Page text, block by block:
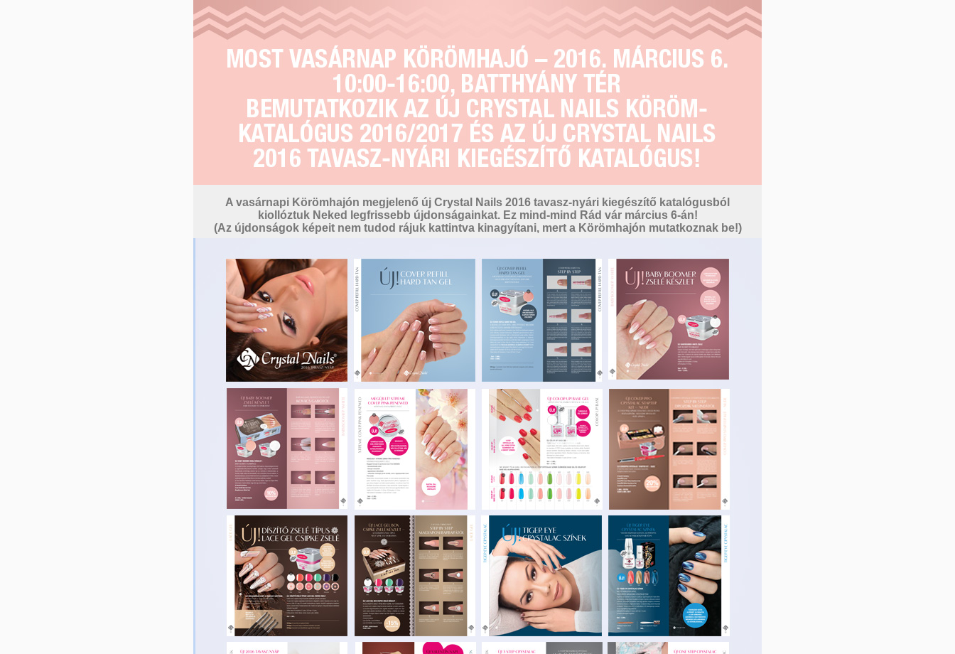
A vasárnapi Körömhajón megjelenő új Crystal Nails 2016 tavasz-nyári kiegészítő katalógusból
kiollóztuk Neked legfrissebb újdonságainkat. Ez mind-mind Rád vár március 6-án!
(Az újdonságok képeit nem tudod rájuk kattintva kinagyítani, mert a Körömhajón mutatkoznak be!)